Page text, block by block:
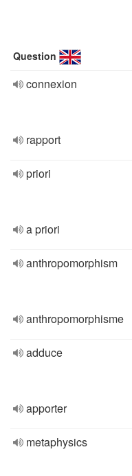
Question
connexion
rapport
priori
a priori
anthropomorphism
anthropomorphisme
adduce
apporter
metaphysics